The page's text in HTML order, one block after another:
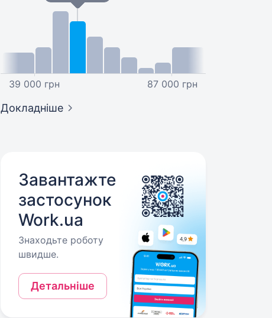
39 000 грн 87 000 грн
Докладніше
Завантажте
застосунок
Work.ua
Знаходьте роботу
швидше.
Детальніше